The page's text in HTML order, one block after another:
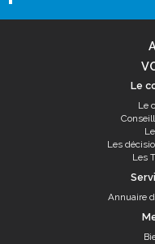
Le
Le
Les
Les
Annuaire